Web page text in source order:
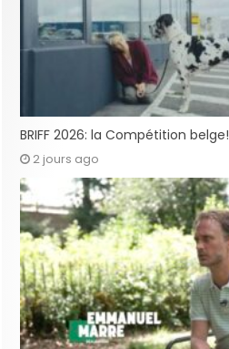
BRIFF 2026: la Compétition belge!
2 jours ago